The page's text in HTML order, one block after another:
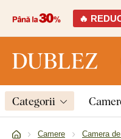
🔥
Categorii
Camere Camera